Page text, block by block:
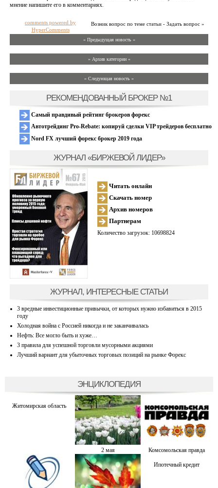
мнение напишите его в комментариях.
Возник вопрос по теме статьи - Задать вопрос »
comments powered by
HyperComments
« Предыдущая новость «
» Архив категории «
» Следующая новость »
РЕКОМЕНДОВАННЫЙ БРОКЕР №1
Самый правдивый рейтинг брокеров форекс
Автотрейдинг Pro-Rebate: копируй сделки VIP трейдеров бесплатно
Nord FX лучший форекс брокер 2019 года
ЖУРНАЛ «БИРЖЕВОЙ ЛИДЕР»
Читать онлайн
Скачать номер
Архив номеров
Партнерам
Количество загрузок: 10698824
ЖУРНАЛ, ИНТЕРЕСНЫЕ СТАТЬИ
3 вредные инвестиционные привычки, от которых нужно избавиться в 2015
году
Холодная война с Россией никогда и не заканчивалась
Нефть: Все могло быть и хуже…
3 правила для успешной торговли мусорными акциями
Лучший вариант для убыточных торговых позиций на рынке Форекс
ЭНЦИКЛОПЕДИЯ
Житомирская область
2 мая Комсомольская правда
Ипотечный кредит